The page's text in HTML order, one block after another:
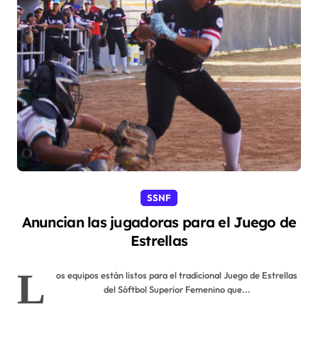
SSNF
Anuncian las jugadoras para el Juego de
Estrellas
L
os equipos están listos para el tradicional Juego de Estrellas
del Sóftbol Superior Femenino que...